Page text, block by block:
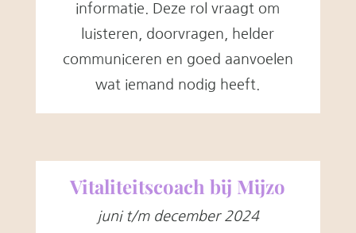
informatie. Deze rol vraagt om
luisteren, doorvragen, helder
communiceren en goed aanvoelen
wat iemand nodig heeft.
Vitaliteitscoach bij Mijzo
juni t/m december 2024